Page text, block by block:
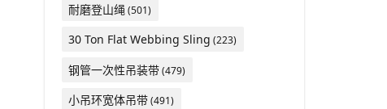
耐磨登山绳 (501)
30 Ton Flat Webbing Sling (223)
钢管一次性吊装带(479)
小吊环宽体吊带(491)